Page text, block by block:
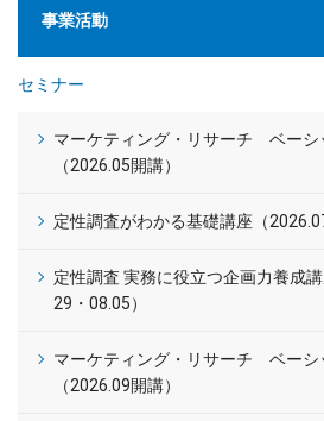
事業活動
セミナー
マーケティング・リサーチ ベーシ
（2026.05開講）
定性調査がわかる基礎講座（
定性調査 実務に役立つ企画力養成
29・08.05）
マーケティング・リサーチ ベーシ
（2026.09開講）